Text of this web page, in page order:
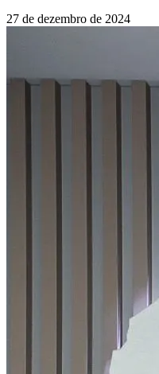
27 de dezembro de 2024